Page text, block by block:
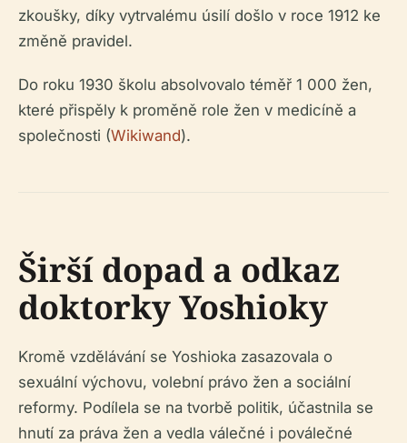
zkoušky, díky vytrvalému úsilí došlo v roce 1912 ke
změně pravidel.
Do roku 1930 školu absolvovalo téměř 1 000 žen,
které přispěly k proměně role žen v medicíně a
společnosti (Wikiwand).
Širší dopad a odkaz
doktorky Yoshioky
Kromě vzdělávání se Yoshioka zasazovala o
sexuální výchovu, volební právo žen a sociální
reformy. Podílela se na tvorbě politik, účastnila se
hnutí za práva žen a vedla válečné i poválečné